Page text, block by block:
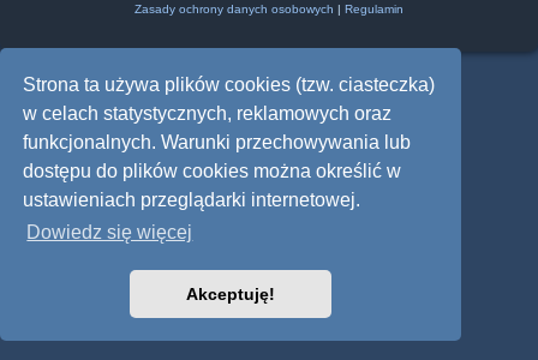
Strona ta używa plików cookies (tzw. ciasteczka)
w celach statystycznych, reklamowych oraz
funkcjonalnych. Warunki przechowywania lub
dostępu do plików cookies można określić w
ustawieniach przeglądarki internetowej.
Dowiedz się więcej
Akceptuję!
Zasady ochrony danych osobowych | Regulamin